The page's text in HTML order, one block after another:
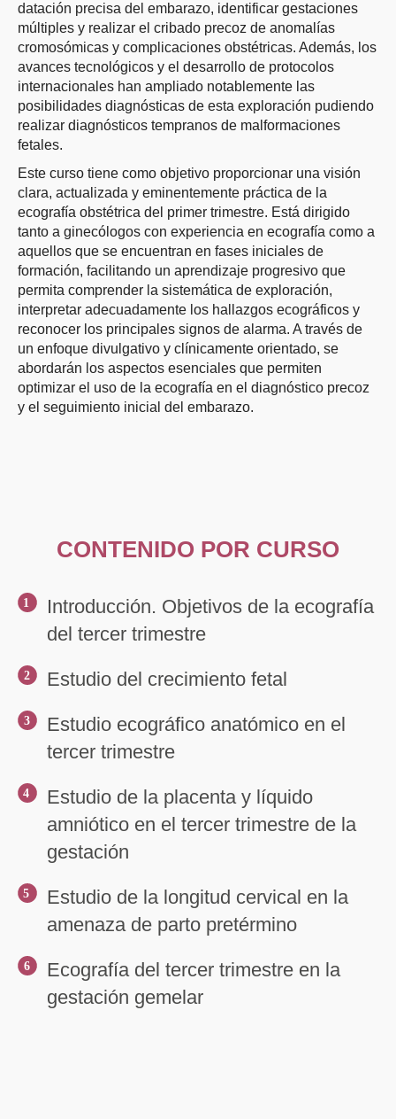
datación precisa del embarazo, identificar gestaciones
múltiples y realizar el cribado precoz de anomalías
cromosómicas y complicaciones obstétricas. Además, los
avances tecnológicos y el desarrollo de protocolos
internacionales han ampliado notablemente las
posibilidades diagnósticas de esta exploración pudiendo
realizar diagnósticos tempranos de malformaciones
fetales.
Este curso tiene como objetivo proporcionar una visión
clara, actualizada y eminentemente práctica de la
ecografía obstétrica del primer trimestre. Está dirigido
tanto a ginecólogos con experiencia en ecografía como a
aquellos que se encuentran en fases iniciales de
formación, facilitando un aprendizaje progresivo que
permita comprender la sistemática de exploración,
interpretar adecuadamente los hallazgos ecográficos y
reconocer los principales signos de alarma. A través de
un enfoque divulgativo y clínicamente orientado, se
abordarán los aspectos esenciales que permiten
optimizar el uso de la ecografía en el diagnóstico precoz
y el seguimiento inicial del embarazo.
CONTENIDO POR CURSO
1
Introducción. Objetivos de la ecografía
del tercer trimestre
2 Estudio del crecimiento fetal
3
Estudio ecográfico anatómico en el
tercer trimestre
4
Estudio de la placenta y líquido
amniótico en el tercer trimestre de la
gestación
5
Estudio de la longitud cervical en la
amenaza de parto pretérmino
6
Ecografía del tercer trimestre en la
gestación gemelar